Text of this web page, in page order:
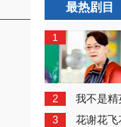
最热剧目
1
2 我不是精
3 花谢花飞